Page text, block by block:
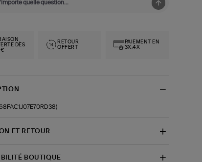
DÈS
€
RETOUR
OFFERT
PAIEMENT EN
3X,4X
ET RETOUR
BOUTIQUE